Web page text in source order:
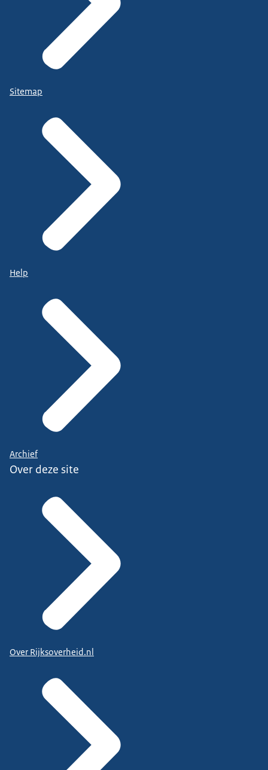
Sitemap
Help
Archief
Over deze site
Over Rijksoverheid.nl